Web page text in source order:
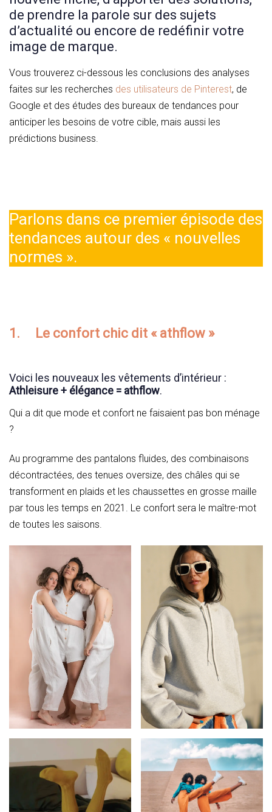
de prendre la parole sur des sujets
d’actualité ou encore de redéfinir votre
image de marque.
Vous trouverez ci-dessous les conclusions des analyses
faites sur les recherches des utilisateurs de Pinterest, de
Google et des études des bureaux de tendances pour
anticiper les besoins de votre cible, mais aussi les
prédictions business.
Parlons dans ce premier épisode des
tendances autour des « nouvelles
normes ».
1. Le confort chic dit « athflow »
Voici les nouveaux les vêtements d’intérieur :
Athleisure + élégance = athflow.
Qui a dit que mode et confort ne faisaient pas bon ménage
?
Au programme des pantalons fluides, des combinaisons
décontractées, des tenues oversize, des châles qui se
transforment en plaids et les chaussettes en grosse maille
par tous les temps en 2021. Le confort sera le maître-mot
de toutes les saisons.